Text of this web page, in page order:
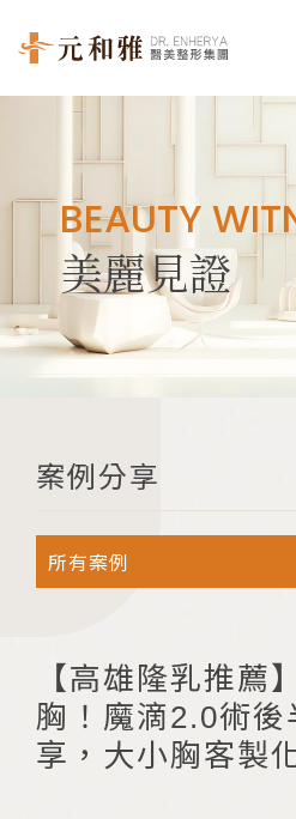
BEAUTY
美麗見證
案例分享
所有案例
【高雄隆乳推薦
胸！魔滴2.0術後
享，大小胸客製